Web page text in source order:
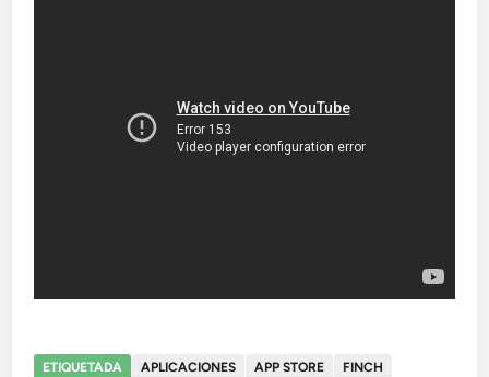
ETIQUETADA APLICACIONES APP STORE
FINCH